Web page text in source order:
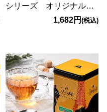
シリーズ オリジナルア
ールグレイ 125g
1,682円 (税込)